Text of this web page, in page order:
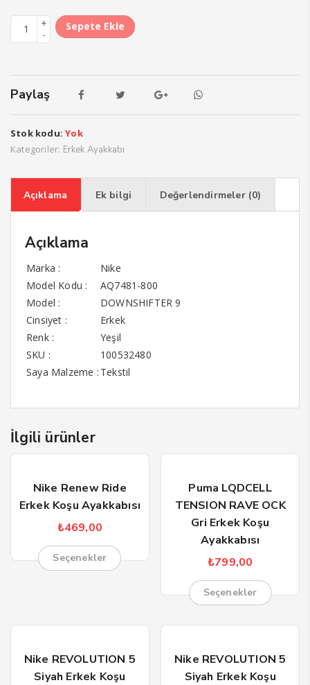
Sepete Ekle
Paylaş
Stok kodu:Yok
Kategoriler: Erkek Ayakkabı
Açıklama Ek bilgi Değerlendirmeler (0)
Açıklama
Marka :
Nike
Model Kodu :
AQ7481-800
Model :
DOWNSHIFTER 9
Cinsiyet :
Erkek
Renk :
Yeşil
SKU :
100532480
Saya Malzeme : Tekstil
İlgili ürünler
Nike Renew Ride
Erkek Koşu Ayakkabısı
₺469,00
Seçenekler
Puma LQDCELL
TENSION RAVE OCK
Gri Erkek Koşu
Ayakkabısı
₺799,00
Seçenekler
Nike REVOLUTION 5
Siyah Erkek Koşu
Nike REVOLUTION 5
Siyah Erkek Koşu